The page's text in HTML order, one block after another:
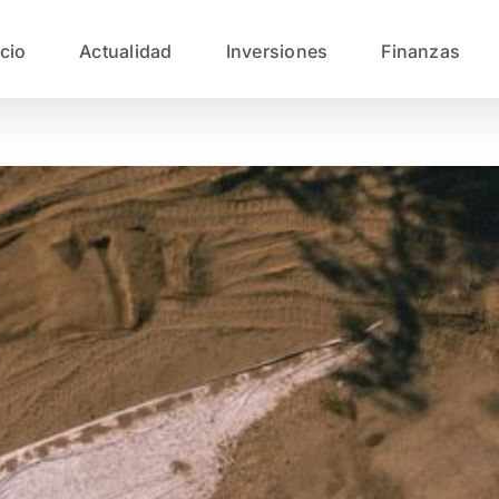
Actualidad Inversiones Finanzas